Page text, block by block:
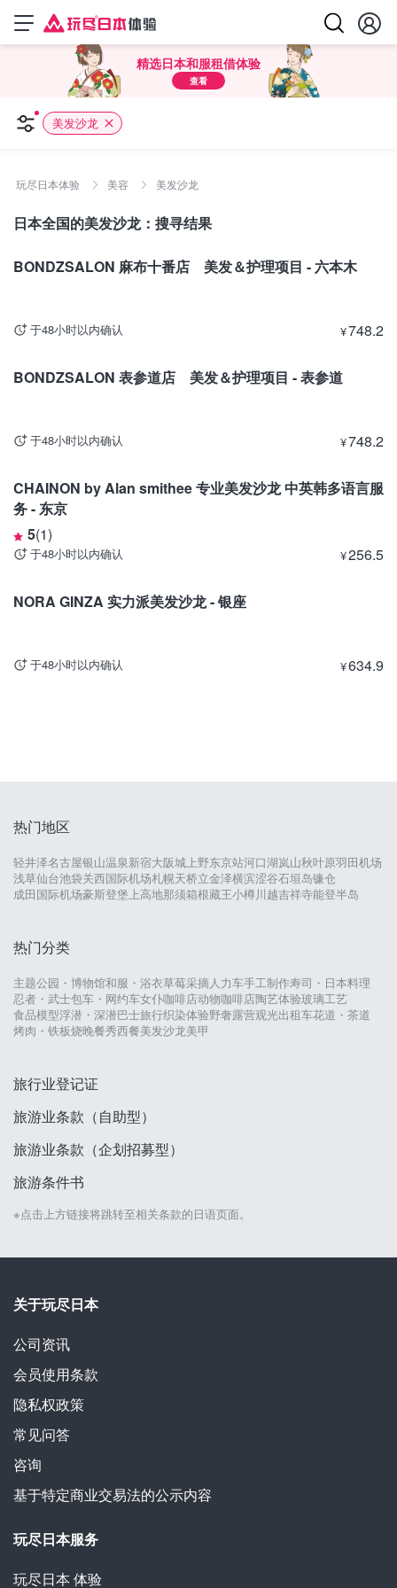
精选日本和服租借体验
查看
美发沙龙
玩尽日本体验 美容 美发沙龙
日本全国的美发沙龙：搜寻结果
东京
BONDZSALON 麻布十番店 美发＆护理项目 - 六本木
于48小时以内确认 ¥748.2
BONDZSALON 表参道店 美发＆护理项目 - 表参道
于48小时以内确认 ¥748.2
CHAINON by Alan smithee 专业美发沙龙 中英韩多语言服
务 - 东京
5(1)
于48小时以内确认 ¥256.5
NORA GINZA 实力派美发沙龙 - 银座
于48小时以内确认 ¥634.9
热门地区
轻井泽名古屋银山温泉新宿大阪城 上野东京站河口湖岚山秋叶原羽田机场
浅草仙台池袋关西国际机场札幌天桥立金泽横滨涩谷石垣岛镰仓
成田国际机场豪斯登堡 上高地那须箱根藏王小樽川越吉祥寺能登半岛
热门分类
主题公园・博物馆和服・浴衣草莓采摘人力车手工制作寿司・日本料理
忍者・武士包车・网约车女仆咖啡店动物咖啡店陶艺体验玻璃工艺
食品模型浮潜・深潜巴士旅行织染体验野奢露营观光出租车花道・茶道
烤肉・铁板烧晚餐秀西餐美发沙龙美甲
旅行业登记证
旅游业条款（自助型）
旅游业条款（企划招募型）
旅游条件书
※点击上方链接将跳转至相关条款的日语页面。
关于玩尽日本
公司资讯
会员使用条款
隐私权政策
常见问答
咨询
基于特定商业交易法的公示内容
玩尽日本服务
玩尽日本 体验